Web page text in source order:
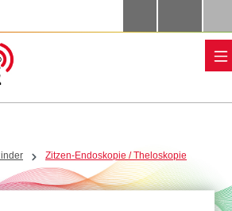
Zitzen-Endoskopie / Theloskopie